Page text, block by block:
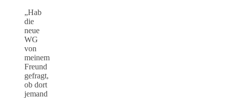
„Hab
die
neue
WG
von
meinem
Freund
gefragt,
ob dort
jemand